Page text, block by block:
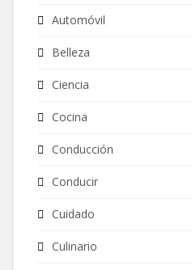
Automóvil
Belleza
Ciencia
Cocina
Conducción
Conducir
Cuidado
Culinario